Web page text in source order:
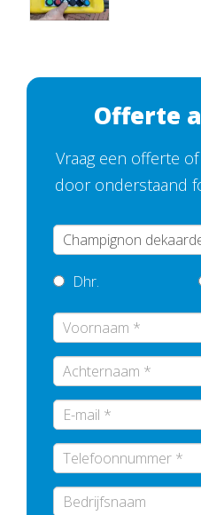
Offerte
Vraag een offerte
door onderstaand
Dhr.